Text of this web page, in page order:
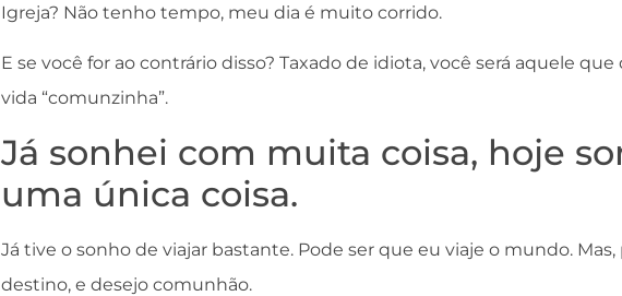
Igreja? Não tenho tempo, meu dia é muito corrido.
E se você for ao contrário disso? Taxado de idiota, você será aquele
vida “comunzinha”.
Já sonhei com muita coisa, hoje
uma única coisa.
Já tive o sonho de viajar bastante. Pode ser que eu viaje o mundo.
destino, e desejo comunhão.